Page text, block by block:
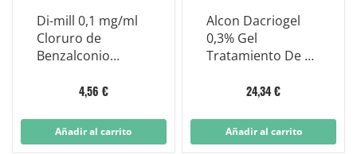
Di-mill 0,1 mg/ml
Cloruro de
Benzalconio
Desinfectante 10
4,56 €
Añadir al carrito
Alcon Dacriogel
0,3% Gel
Tratamiento De La
Hidratación
24,34 €
Añadir al carrito